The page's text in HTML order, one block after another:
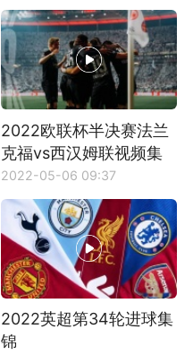
2022欧联杯半决赛法兰
克福vs西汉姆联视频集
锦
2022-05-06 09:37
2022英超第34轮进球集
锦